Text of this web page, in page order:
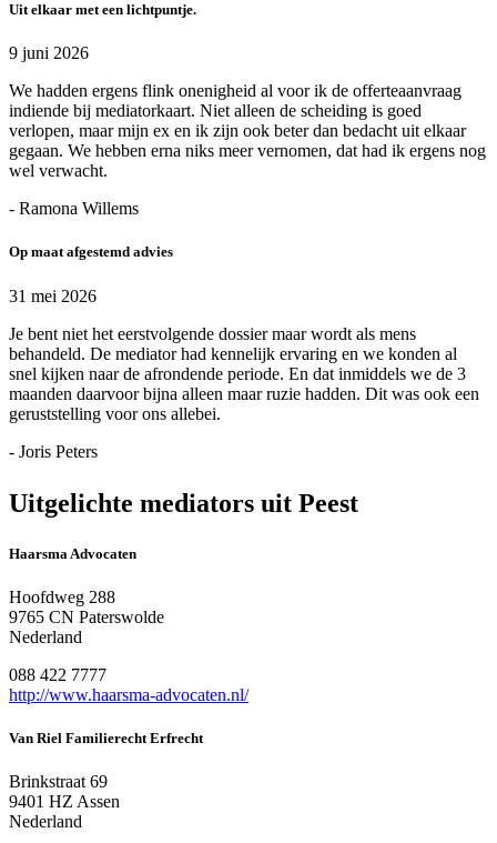
Uit elkaar met een lichtpuntje.
9 juni 2026
We hadden ergens flink onenigheid al voor ik de offerteaanvraag
indiende bij mediatorkaart. Niet alleen de scheiding is goed
verlopen, maar mijn ex en ik zijn ook beter dan bedacht uit elkaar
gegaan. We hebben erna niks meer vernomen, dat had ik ergens nog
wel verwacht.
- Ramona Willems
Op maat afgestemd advies
31 mei 2026
Je bent niet het eerstvolgende dossier maar wordt als mens
behandeld. De mediator had kennelijk ervaring en we konden al
snel kijken naar de afrondende periode. En dat inmiddels we de 3
maanden daarvoor bijna alleen maar ruzie hadden. Dit was ook een
geruststelling voor ons allebei.
- Joris Peters
Uitgelichte mediators uit Peest
Haarsma Advocaten
Hoofdweg 288
9765 CN Paterswolde
Nederland
088 422 7777
http://www.haarsma-advocaten.nl/
Van Riel Familierecht Erfrecht
Brinkstraat 69
9401 HZ Assen
Nederland